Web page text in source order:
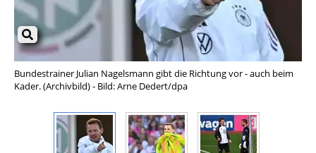
Bundestrainer Julian Nagelsmann gibt die Richtung vor - auch beim
Kader. (Archivbild) - Bild: Arne Dedert/dpa